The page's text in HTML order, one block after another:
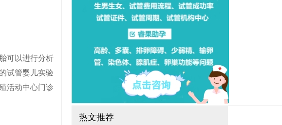
可以进行分析
试管婴儿实验
活动中心门诊
热文推荐